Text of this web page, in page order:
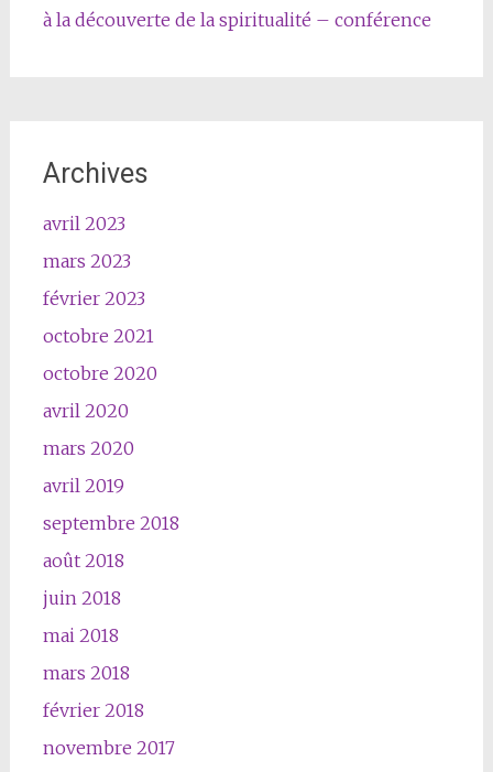
à la découverte de la spiritualité – conférence
Archives
avril 2023
mars 2023
février 2023
octobre 2021
octobre 2020
avril 2020
mars 2020
avril 2019
septembre 2018
août 2018
juin 2018
mai 2018
mars 2018
février 2018
novembre 2017